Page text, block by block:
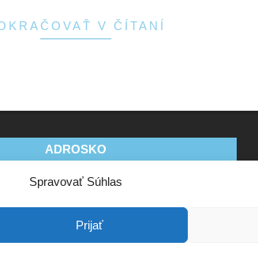
Spravovať Súhlas
Prijať
V ČÍTANÍ
ADROSKO
Ochrana osobných údajov